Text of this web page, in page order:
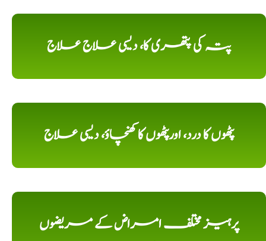
پتہ کی پتھری کا، دیسی علاج علاج
پٹھوں کا درد، اورپٹھوں کا کھنچاؤ، دیسی علاج
پرہیز مختلف امراض کے مریضوں